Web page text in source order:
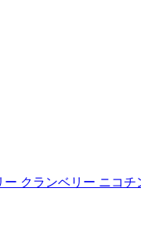
ー クランベリー ニコチ